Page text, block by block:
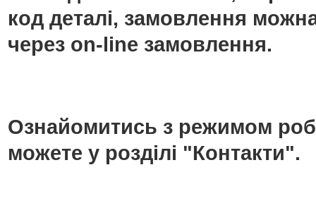
код деталі, замовлення
через on-line замовлення.
Ознайомитись з режимом
можете у розділі "Контакти".